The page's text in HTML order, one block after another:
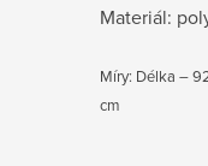
Materiál:
Míry: Délka –
cm